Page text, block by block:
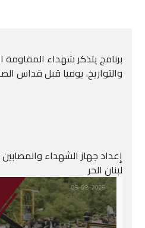
برنامج يتذكر شهداء المقاومة
والتواريخ. يوميا قبل قداس
إِعداد جهاز الشهداء
لبنان الحر
05-08-2026